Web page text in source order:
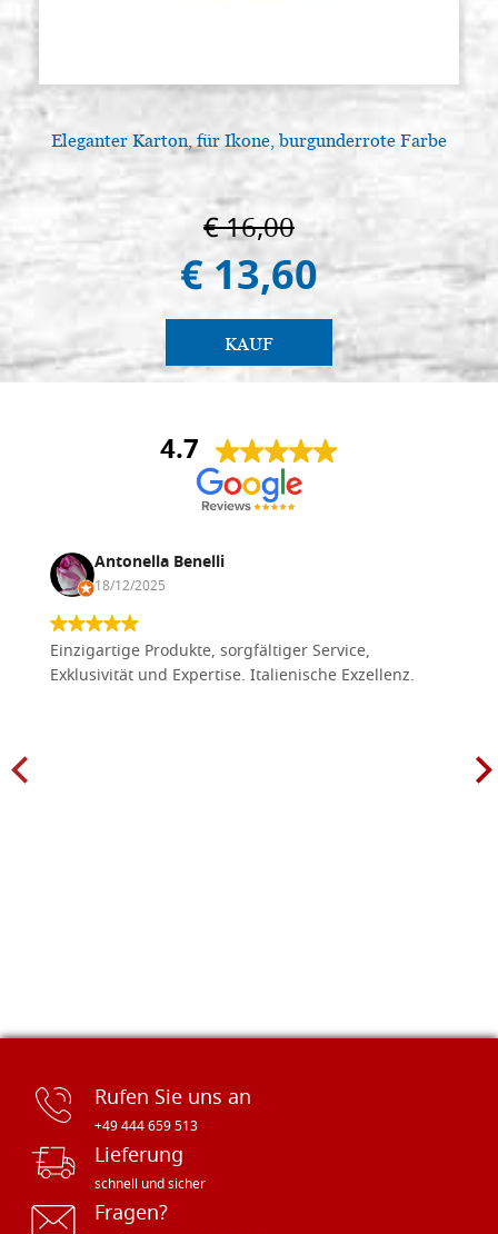
Eleganter Karton, für Ikone, burgunderrote Farbe
€ 16,00
€ 13,60
KAUF
4.7
Antonella Benelli
18/12/2025
Einzigartige Produkte, sorgfältiger Service,
Exklusivität und Expertise. Italienische Exzellenz.
Rufen Sie uns an
+49 444 659 513
Lieferung
schnell und sicher
Fragen?